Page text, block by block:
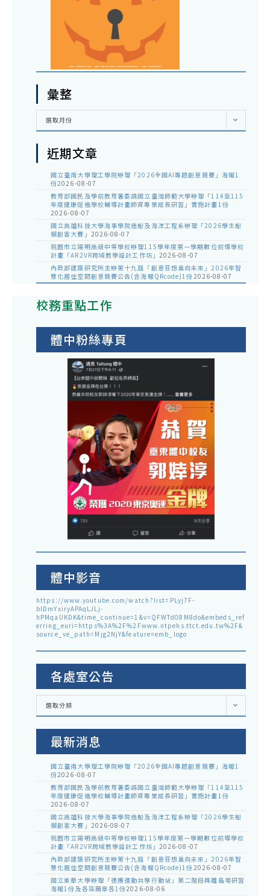
彙整
彙
選取月份
近期文章
國立臺南大學理工學院辦理「2026全國AI專題創意競賽」海報1
份2026-08-07
教育部國民及學前教育署委請國立臺灣師範大學辦理「114至115
年度健康促進學校輔導計畫師資專業成長研習」實施計畫1份
2026-08-07
國立高雄科技大學海事學院造船及海洋工程系辦理「2026學生船
模創客大賽」 2026-08-07
桃園市立陽明高級中等學校辦理115學年度第一學期數位前導學校
計畫「AR2VR跨域教學設計工作坊」 2026-08-07
內政部建築研究所主辦第十九屆「創意狂想巢向未來」2026年智
慧化居住空間創意競賽公告(含海報QRcode)1份2026-08-07
校務重點工作
體中粉絲專頁
體中影音
https://www.youtube.com/watch?list=PLyj7F-
blDmYxiryAPAqLJLj-
hPMqaUKDK&time_continue=1&v=QFWTd08M8do&embeds_ref
erring_euri=https%3A%2F%2Fwww.ntpehs.ttct.edu.tw%2F&
source_ve_path=Mjg2NjY&feature=emb_logo
各處室公告
各
室
選取分類
最新消息
國立臺南大學理工學院辦理「2026全國AI專題創意競賽」海報1
份2026-08-07
教育部國民及學前教育署委請國立臺灣師範大學辦理「114至115
年度健康促進學校輔導計畫師資專業成長研習」實施計畫1份
2026-08-07
國立高雄科技大學海事學院造船及海洋工程系辦理「2026學生船
模創客大賽」 2026-08-07
桃園市立陽明高級中等學校辦理115學年度第一學期數位前導學校
計畫「AR2VR跨域教學設計工作坊」 2026-08-07
內政部建築研究所主辦第十九屆「創意狂想巢向未來」2026年智
慧化居住空間創意競賽公告(含海報QRcode)1份2026-08-07
國立東華大學辦理「適應運動共學行動站」第二階段與離島場研習
海報1份及各區簡章各1份2026-08-06